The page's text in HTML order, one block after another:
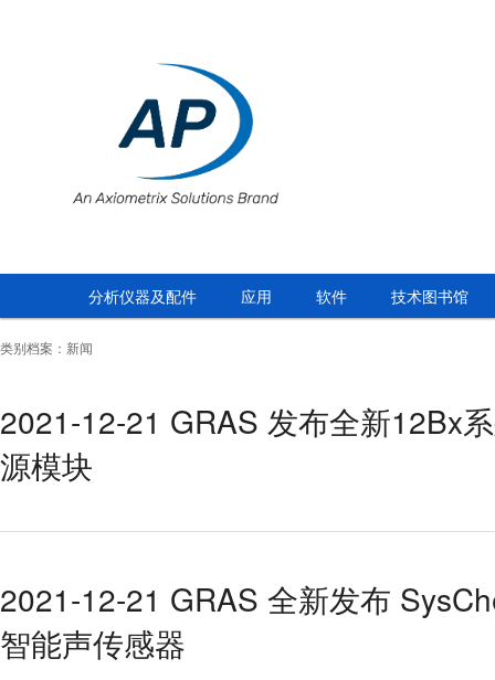
分析仪器及配件 应用 软件 技术图书馆
类别档案：新闻
2021-12-21 GRAS 发布全新12Bx
源模块
2021-12-21 GRAS 全新发布
智能声传感器